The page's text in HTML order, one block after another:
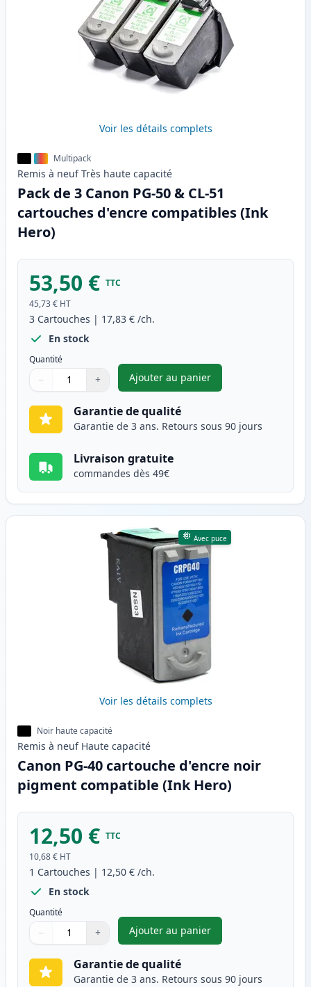
Voir les détails complets
Multipack
Remis à neuf Très haute capacité
Pack de 3 Canon PG-50 & CL-51
cartouches d'encre compatibles (Ink
Hero)
53,50 € TTC
45,73 € HT
3 Cartouches | 17,83 € /ch.
En stock
Quantité
Quantité
Utilisez les boutons pour ajuster
− +
Quantité
Ajouter au panier
,Pack de 3 Canon PG-50 &
Garantie de qualité
Garantie de 3 ans. Retours sous 90 jours
Livraison gratuite
commandes dès 49€
Avec puce
Voir les détails complets
Noir haute capacité
Remis à neuf Haute capacité
Canon PG-40 cartouche d'encre noir
pigment compatible (Ink Hero)
12,50 € TTC
10,68 € HT
1 Cartouches | 12,50 € /ch.
En stock
Quantité
Quantité
Utilisez les boutons pour ajuster
− +
Quantité
Ajouter au panier
,Canon PG-40 cartouche
Garantie de qualité
Garantie de 3 ans. Retours sous 90 jours